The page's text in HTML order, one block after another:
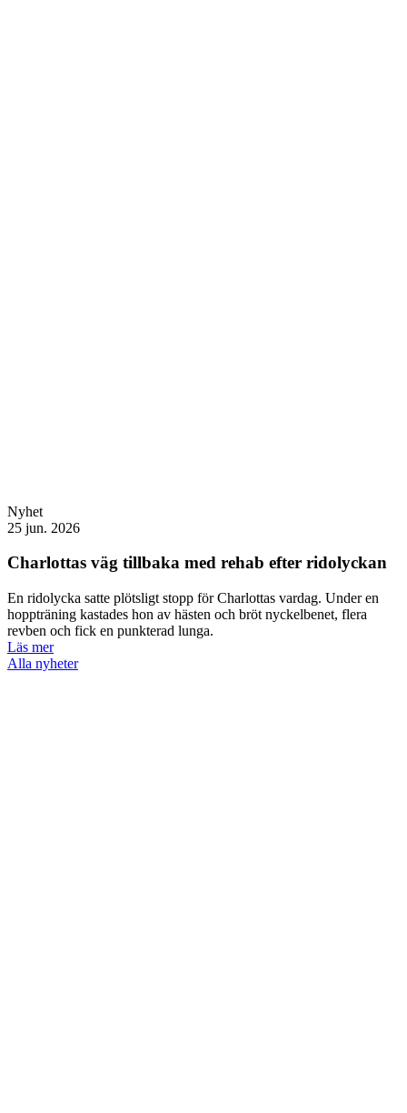
Nyhet
25 jun. 2026
Charlottas väg tillbaka med rehab efter ridolyckan
En ridolycka satte plötsligt stopp för Charlottas vardag. Under en
hoppträning kastades hon av hästen och bröt nyckelbenet, flera
revben och fick en punkterad lunga.
Läs mer
Alla nyheter